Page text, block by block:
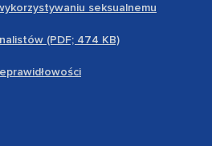
seksualnemu
(PDF; 474 KB)